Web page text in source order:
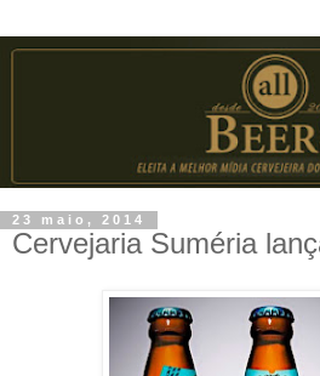
23 maio, 2014
Cervejaria Suméria